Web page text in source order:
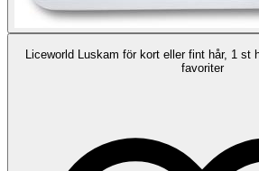
Liceworld Luskam för kort eller fint hår, 1 st
favoriter